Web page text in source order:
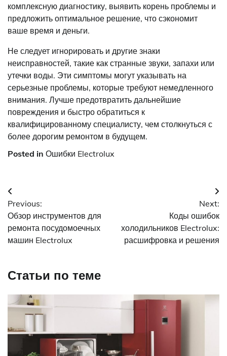
комплексную диагностику, выявить корень проблемы и
предложить оптимальное решение, что сэкономит
ваше время и деньги.
Не следует игнорировать и другие знаки
неисправностей, такие как странные звуки, запахи или
утечки воды. Эти симптомы могут указывать на
серьезные проблемы, которые требуют немедленного
внимания. Лучше предотвратить дальнейшие
повреждения и быстро обратиться к
квалифицированному специалисту, чем столкнуться с
более дорогим ремонтом в будущем.
Posted in Ошибки Electrolux
Навигация
по
записям
Previous:
Обзор инструментов для
ремонта посудомоечных
машин Electrolux
Next:
Коды ошибок
холодильников Electrolux:
расшифровка и решения
Статьи по теме